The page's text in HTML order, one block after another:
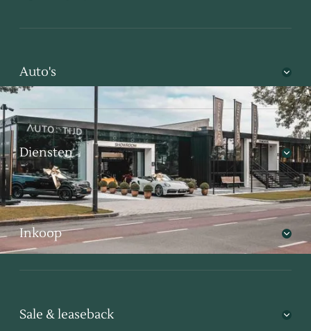
Auto's
Diensten
Inkoop
Sale & leaseback